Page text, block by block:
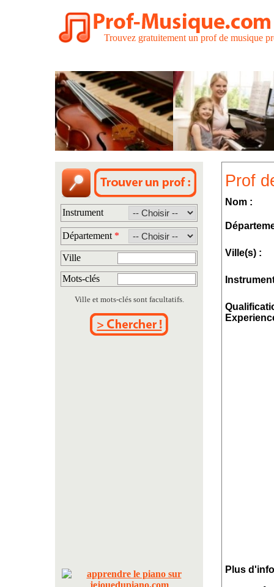
Trouvez gratuitement un prof de musique
Instrument
Département *
Ville
Mots-clés
Ville et mots-clés sont facultatifs.
Prof
Nom :
Ville(s) :
Plus